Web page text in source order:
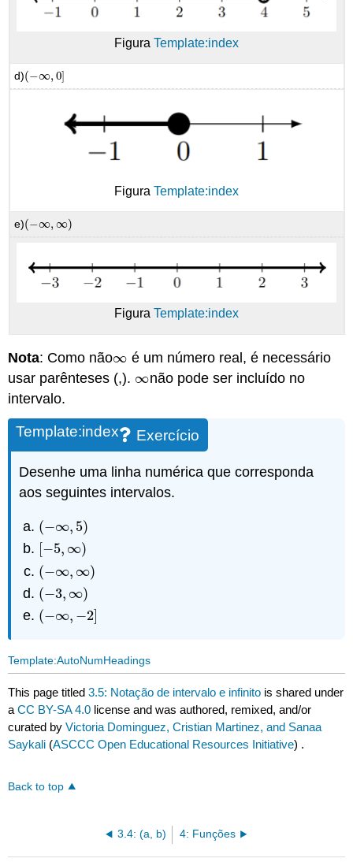
Figura Template:index
d)(−∞, 0]
(−∞,0]
Figura Template:index
e)(−∞, ∞)
(−∞,∞ )
Figura Template:index
Nota: Como não∞
∞ é um número real, é necessário
usar parênteses (,). ∞
∞ não pode ser incluído no
intervalo.
Exercício
Template:index
Desenhe uma linha numérica que corresponda
aos seguintes intervalos.
(−∞, 5)
(−∞,5 )
−5, ∞)
−5,∞)
(−∞, ∞)
(−∞,∞)
(−3, ∞)
(−3,∞)
(−∞, −2
(−∞,− 2]
Template:AutoNumHeadings
This page titled3.5: Notação de intervalo e infinito is shared under
aCC BY-SA 4.0 license and was authored, remixed, and/or
curated byVictoria Dominguez, Cristian Martinez, and Sanaa
Saykali (ASCCC Open Educational Resources Initiative) .
Back to top
3.4: (a, b) 4: Funções